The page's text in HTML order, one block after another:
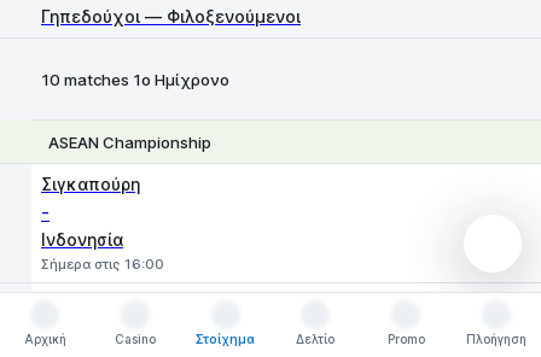
Γηπεδούχοι — Φιλοξενούμενοι
10 matches 1ο Ημίχρονο
ASEAN Championship
Σιγκαπούρη
-
Ινδονησία
Σήμερα στις 16:00
-
Αρχική
Casino
Στοίχημα
Δελτίο
Promo
Πλοήγηση